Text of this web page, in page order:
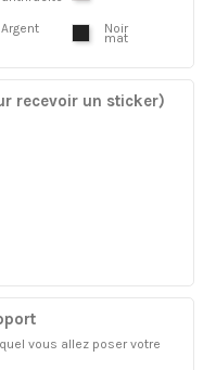
Argent Noir
mat
recevoir un sticker)
vous allez poser votre